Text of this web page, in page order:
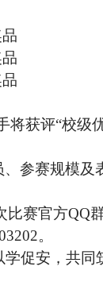
将获评“校级
参赛规模及
比赛官方QQ
。
促安，共